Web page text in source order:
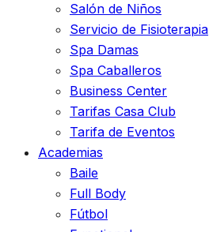
Salón de Niños
Servicio de Fisioterapia
Spa Damas
Spa Caballeros
Business Center
Tarifas Casa Club
Tarifa de Eventos
Academias
Baile
Full Body
Fútbol